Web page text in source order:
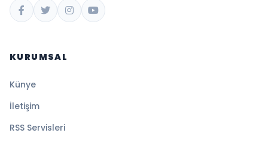
KURUMSAL
Künye
İletişim
RSS Servisleri